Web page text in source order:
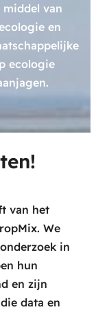
van
en
ecologie
van het
We
in
hun
en zijn
data en